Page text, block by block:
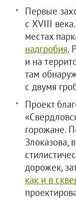
Первые
с XVIII
местах
надгробия.
и на
там
с двумя
Проект
горожане.
Злоказова,
дорожек,
как и в